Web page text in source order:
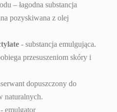
– łagodna substancja
pozyskiwana z olej
- substancja emulgująca.
przesuszeniom skóry i
dopuszczony do
naturalnych.
- emulgator